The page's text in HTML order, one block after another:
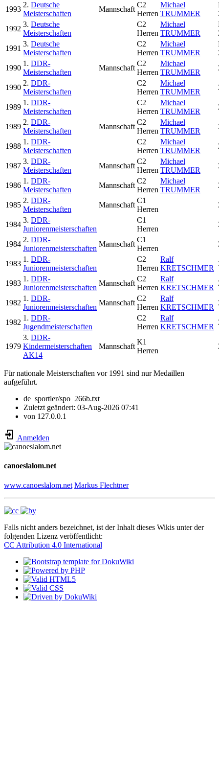
1993
2. Deutsche
Meisterschaften
Mannschaft
C2
Herren
Michael
TRUMMER
1992
3. Deutsche
Meisterschaften
C2
Herren
Michael
TRUMMER
1991
3. Deutsche
Meisterschaften
C2
Herren
Michael
TRUMMER
1990
1. DDR-
Meisterschaften
Mannschaft
C2
Herren
Michael
TRUMMER
1990
2. DDR-
Meisterschaften
C2
Herren
Michael
TRUMMER
1989
1. DDR-
Meisterschaften
C2
Herren
Michael
TRUMMER
1989
2. DDR-
Meisterschaften
Mannschaft
C2
Herren
Michael
TRUMMER
1988
1. DDR-
Meisterschaften
C2
Herren
Michael
TRUMMER
1987
3. DDR-
Meisterschaften
Mannschaft
C2
Herren
Michael
TRUMMER
1986
1. DDR-
Meisterschaften
Mannschaft
C2
Herren
Michael
TRUMMER
1985
2. DDR-
Meisterschaften
Mannschaft
C1
Herren
1984
3. DDR-
Juniorenmeisterschaften
C1
Herren
1984
2. DDR-
Juniorenmeisterschaften
Mannschaft
C1
Herren
1983
1. DDR-
Juniorenmeisterschaften
C2
Herren
Ralf
KRETSCHMER
1983
1. DDR-
Juniorenmeisterschaften
Mannschaft
C2
Herren
Ralf
KRETSCHMER
1982
1. DDR-
Juniorenmeisterschaften
Mannschaft
C2
Herren
Ralf
KRETSCHMER
1982
1. DDR-
Jugendmeisterschaften
C2
Herren
Ralf
KRETSCHMER
1979
3. DDR-
Kindermeisterschaften
AK14
Mannschaft
K1
Herren
Für nationale Meisterschaften vor 1991 sind nur Medaillen
aufgeführt.
de_sportler/spo_266b.txt
Zuletzt geändert: 03-Aug-2026 07:41
von 127.0.0.1
Anmelden
canoeslalom.net
www.canoeslalom.net Markus Flechtner
Falls nicht anders bezeichnet, ist der Inhalt dieses Wikis unter der
folgenden Lizenz veröffentlicht:
CC Attribution 4.0 International